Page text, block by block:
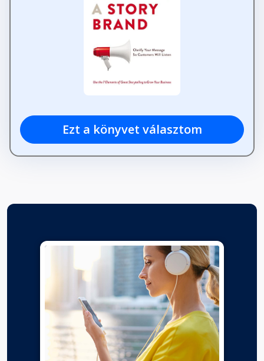
Ezt a könyvet választom